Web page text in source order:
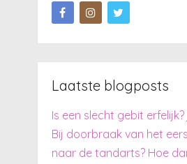
Laatste blogposts
Is een slecht gebit erfelijk?
Bij doorbraak van het
naar de tandarts? Hoe